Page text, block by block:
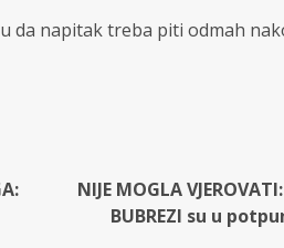
da napitak treba piti odmah
NIJE MOGLA
BUBREZI su u